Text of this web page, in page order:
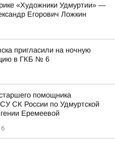
«Художники Удмуртии» —
Егорович Ложкин
пригласили на ночную
в ГКБ № 6
помощника
СК России по Удмуртской
Еремеевой